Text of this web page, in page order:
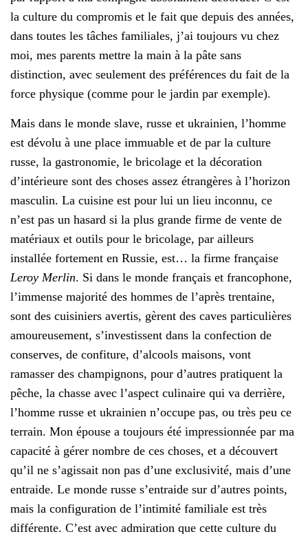
la culture du compromis et le fait que depuis des années,
dans toutes les tâches familiales, j’ai toujours vu chez
moi, mes parents mettre la main à la pâte sans
distinction, avec seulement des préférences du fait de la
force physique (comme pour le jardin par exemple).
Mais dans le monde slave, russe et ukrainien, l’homme
est dévolu à une place immuable et de par la culture
russe, la gastronomie, le bricolage et la décoration
d’intérieure sont des choses assez étrangères à l’horizon
masculin. La cuisine est pour lui un lieu inconnu, ce
n’est pas un hasard si la plus grande firme de vente de
matériaux et outils pour le bricolage, par ailleurs
installée fortement en Russie, est… la firme française
Leroy Merlin. Si dans le monde français et francophone,
l’immense majorité des hommes de l’après trentaine,
sont des cuisiniers avertis, gèrent des caves particulières
amoureusement, s’investissent dans la confection de
conserves, de confiture, d’alcools maisons, vont
ramasser des champignons, pour d’autres pratiquent la
pêche, la chasse avec l’aspect culinaire qui va derrière,
l’homme russe et ukrainien n’occupe pas, ou très peu ce
terrain. Mon épouse a toujours été impressionnée par ma
capacité à gérer nombre de ces choses, et a découvert
qu’il ne s’agissait non pas d’une exclusivité, mais d’une
entraide. Le monde russe s’entraide sur d’autres points,
mais la configuration de l’intimité familiale est très
différente. C’est avec admiration que cette culture du